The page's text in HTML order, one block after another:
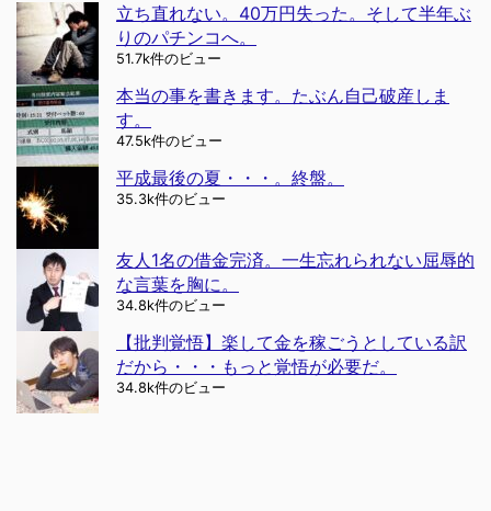
立ち直れない。40万円失った。そして半年ぶ
りのパチンコへ。
51.7k件のビュー
本当の事を書きます。たぶん自己破産しま
す。
47.5k件のビュー
平成最後の夏・・・。終盤。
35.3k件のビュー
友人1名の借金完済。一生忘れられない屈辱的
な言葉を胸に。
34.8k件のビュー
【批判覚悟】楽して金を稼ごうとしている訳
だから・・・もっと覚悟が必要だ。
34.8k件のビュー